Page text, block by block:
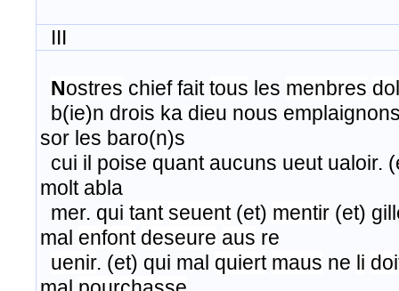
III
Nostres chief faittous les menbres
b(ie)n drois ka dieu nous
sor les baro(n)s
cui il poise quant aucuns ueut ualoir.
molt abla
mer. qui tant seuent(et) mentir (et)
mal enfont deseure aus re
uenir. (et) qui mal quiert maus ne li